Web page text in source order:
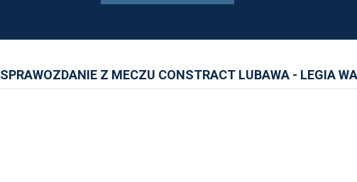
SPRAWOZDANIE Z MECZU CONSTRACT LUBAWA - LEGIA